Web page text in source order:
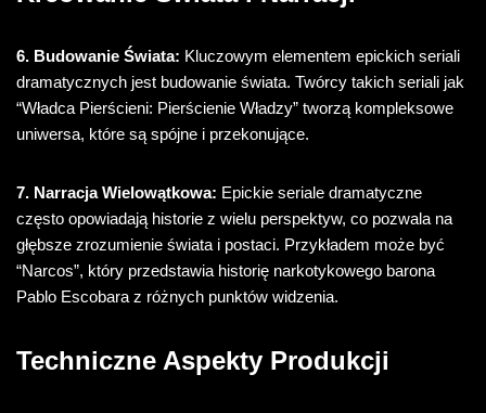
6. Budowanie Świata: Kluczowym elementem epickich seriali
dramatycznych jest budowanie świata. Twórcy takich seriali jak
“Władca Pierścieni: Pierścienie Władzy” tworzą kompleksowe
uniwersa, które są spójne i przekonujące.
7. Narracja Wielowątkowa: Epickie seriale dramatyczne
często opowiadają historie z wielu perspektyw, co pozwala na
głębsze zrozumienie świata i postaci. Przykładem może być
“Narcos”, który przedstawia historię narkotykowego barona
Pablo Escobara z różnych punktów widzenia.
Techniczne Aspekty Produkcji